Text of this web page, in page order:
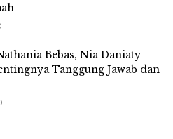
Bebas, Nia Daniaty
Tanggung Jawab dan